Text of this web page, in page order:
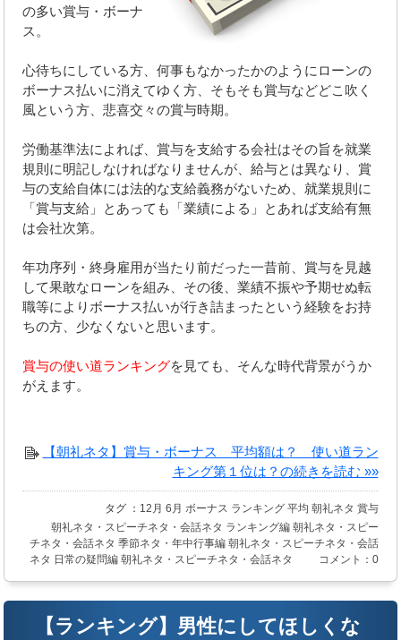
の多い賞与・ボーナ
ス。
心待ちにしている方、何事もなかったかのようにローンの
ボーナス払いに消えてゆく方、そもそも賞与などどこ吹く
風という方、悲喜交々の賞与時期。
労働基準法によれば、賞与を支給する会社はその旨を就業
規則に明記しなければなりませんが、給与とは異なり、賞
与の支給自体には法的な支給義務がないため、就業規則に
「賞与支給」とあっても「業績による」とあれば支給有無
は会社次第。
年功序列・終身雇用が当たり前だった一昔前、賞与を見越
して果敢なローンを組み、その後、業績不振や予期せぬ転
職等によりボーナス払いが行き詰まったという経験をお持
ちの方、少なくないと思います。
賞与の使い道ランキングを見ても、そんな時代背景がうか
がえます。
【朝礼ネタ】賞与・ボーナス 平均額は？ 使い道ラン
キング第１位は？の続きを読む »»
タグ ： 12月 6月 ボーナス ランキング 平均 朝礼ネタ 賞与
朝礼ネタ・スピーチネタ・会話ネタ ランキング編 朝礼ネタ・スピー
チネタ・会話ネタ 季節ネタ・年中行事編 朝礼ネタ・スピーチネタ・会話
ネタ 日常の疑問編 朝礼ネタ・スピーチネタ・会話ネタ コメント：0
【ランキング】男性にしてほしくな